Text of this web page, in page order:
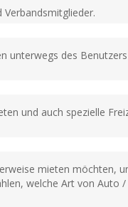
unterwegs des
und auch spezielle
mieten möchten,
welche Art von Auto /